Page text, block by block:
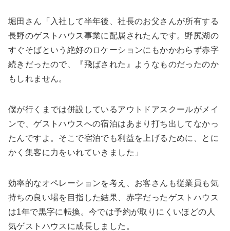
堀田さん「入社して半年後、社長のお父さんが所有する
長野のゲストハウス事業に配属されたんです。野尻湖の
すぐそばという絶好のロケーションにもかかわらず赤字
続きだったので、『飛ばされた』ようなものだったのか
もしれません。
僕が行くまでは併設しているアウトドアスクールがメイ
ンで、ゲストハウスへの宿泊はあまり打ち出してなかっ
たんですよ。そこで宿泊でも利益を上げるために、とに
かく集客に力をいれていきました」
効率的なオペレーションを考え、お客さんも従業員も気
持ちの良い場を目指した結果、赤字だったゲストハウス
は1年で黒字に転換。今では予約が取りにくいほどの人
気ゲストハウスに成長しました。